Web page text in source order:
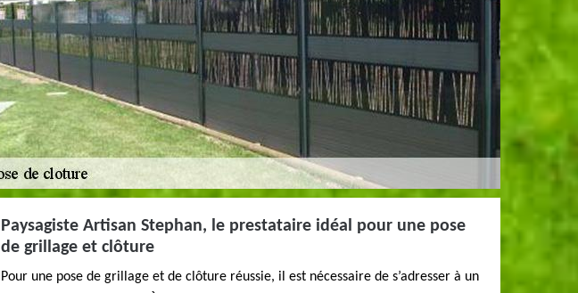
Paysagiste Artisan Stephan, le prestataire idéal pour une pose
de grillage et clôture
Pour une pose de grillage et de clôture réussie, il est nécessaire de s’adresser à un